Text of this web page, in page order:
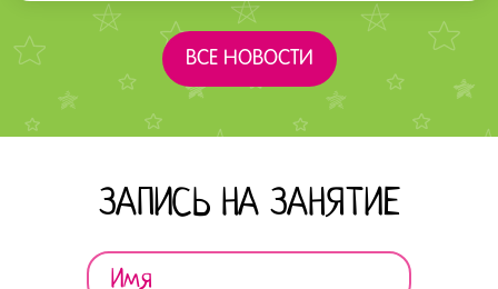
ВСЕ НОВОСТИ
ЗАПИСЬ НА ЗАНЯТИЕ